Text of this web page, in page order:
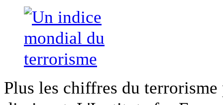
Plus les chiffres du